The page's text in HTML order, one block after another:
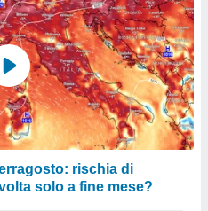
rischia di
solo a fine mese?